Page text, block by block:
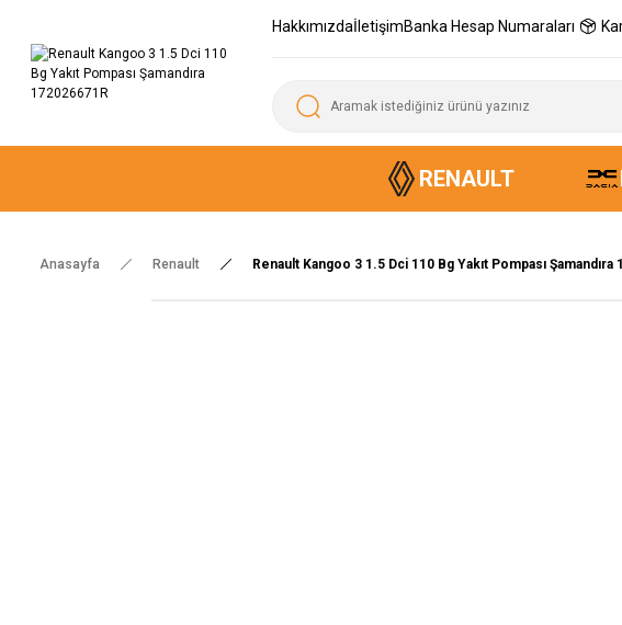
HakkımızdaİletişimBanka Hesap Numaraları
RENAULT
Anasayfa Renault Renault Kangoo 3 1.5 Dci 110 Bg Yakıt Pompası Şamandıra